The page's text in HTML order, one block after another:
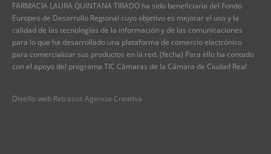
FARMACIA LAURA QUINTANA TIRADO ha sido beneficiaria del Fondo
Europeo de Desarrollo Regional cuyo objetivo es mejorar el uso y la
calidad de las tecnologías de la información y de las comunicaciones
para lo que ha desarrollado una plataforma de comercio electrónico
para comercializar sus productos en la red. (fecha) Para ello ha contado
con el apoyo del programa TIC Cámaras de la Cámara de Ciudad Real
Diseño web Retrazos Agencia Creativa